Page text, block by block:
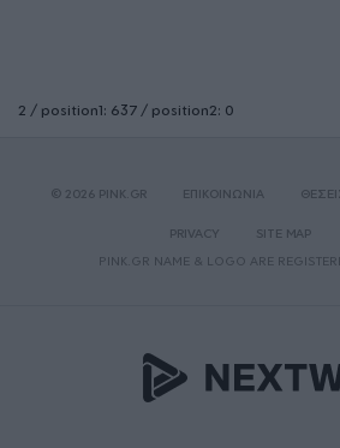
2 / position1: 637 / position2: 0
© 2026 PINK.GR ΕΠΙΚΟΙΝΩΝΙΑ
PRIVACY SITE MAP
PINK.GR NAME & LOGO ARE